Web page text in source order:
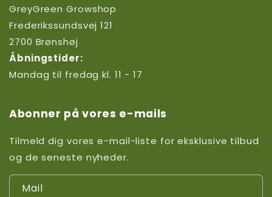
GreyGreen Growshop
Frederikssundsvej 121
2700 Brønshøj
Åbningstider:
Mandag til fredag kl. 11 - 17
Abonner på vores e-mails
Tilmeld dig vores e-mail-liste for eksklusive tilbud
og de seneste nyheder.
Mail